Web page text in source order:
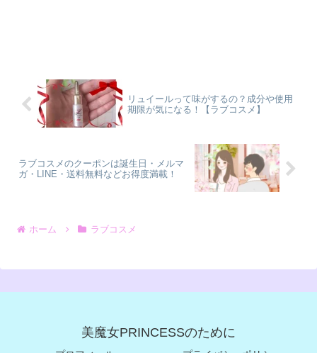
リュイールって味がするの？成分や使用
期限が気になる！【ラブコスメ】
ラブコスメのクーポンは誕生日・メルマ
ガ・LINE・送料無料などお得度満載！
ホーム ラブコスメ
美魔女PRINCESSのために